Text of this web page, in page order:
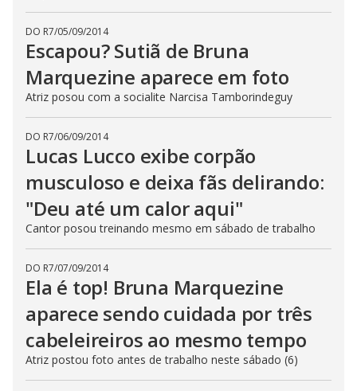
DO R7/05/09/2014
Escapou? Sutiã de Bruna
Marquezine aparece em foto
Atriz posou com a socialite Narcisa Tamborindeguy
DO R7/06/09/2014
Lucas Lucco exibe corpão
musculoso e deixa fãs delirando:
"Deu até um calor aqui"
Cantor posou treinando mesmo em sábado de trabalho
DO R7/07/09/2014
Ela é top! Bruna Marquezine
aparece sendo cuidada por três
cabeleireiros ao mesmo tempo
Atriz postou foto antes de trabalho neste sábado (6)